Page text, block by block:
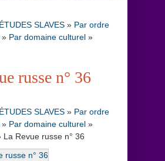
SLAVES » Par ordre
» Par domaine culturel »
russe n° 36
SLAVES » Par ordre
» Par domaine culturel »
La Revue russe n° 36